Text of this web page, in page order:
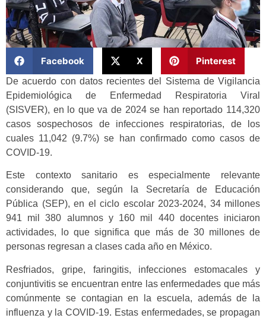
Facebook X Pinterest
De acuerdo con datos recientes del Sistema de Vigilancia
Epidemiológica de Enfermedad Respiratoria Viral
(SISVER), en lo que va de 2024 se han reportado 114,320
casos sospechosos de infecciones respiratorias, de los
cuales 11,042 (9.7%) se han confirmado como casos de
COVID-19.
Este contexto sanitario es especialmente relevante
considerando que, según la Secretaría de Educación
Pública (SEP), en el ciclo escolar 2023-2024, 34 millones
941 mil 380 alumnos y 160 mil 440 docentes iniciaron
actividades, lo que significa que más de 30 millones de
personas regresan a clases cada año en México.
Resfriados, gripe, faringitis, infecciones estomacales y
conjuntivitis se encuentran entre las enfermedades que más
comúnmente se contagian en la escuela, además de la
influenza y la COVID-19. Estas enfermedades, se propagan